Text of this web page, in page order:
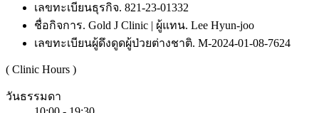
เลขทะเบียนธุรกิจ. 821-23-01332
ชื่อกิจการ. Gold J Clinic | ผู้แทน. Lee Hyun-joo
เลขทะเบียนผู้ดึงดูดผู้ป่วยต่างชาติ. M-2024-01-08-7624
( Clinic Hours )
วันธรรมดา